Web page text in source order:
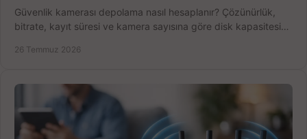
Güvenlik kamerası depolama nasıl hesaplanır? Çözünürlük,
bitrate, kayıt süresi ve kamera sayısına göre disk kapasitesini
26 Temmuz 2026